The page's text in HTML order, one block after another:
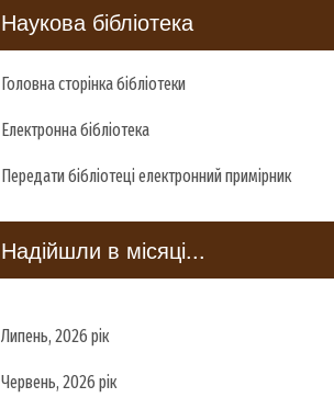
Наукова бібліотека
Головна сторінка бібліотеки
Електронна бібліотека
Передати бібліотеці електронний примірник
Надійшли в місяці...
Липень, 2026 рік
Червень, 2026 рік